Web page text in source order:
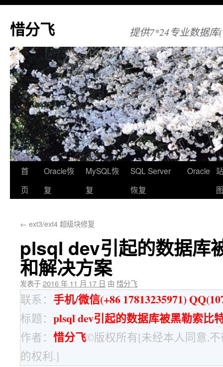
惜分飞 提供7*24专业数据库
首
页
Oracle恢
复
MySQL恢
复
SQL Server
恢复
Oracle
← ext3/ext4 超级块修复
plsql dev引起的数据库
和解决方案
发表于2016 年 11 月 17 日 由 惜分飞
联系： 手机/微信(+86 17813235971)
标题： plsql dev引起的数据库被黑勒索比
作者： 惜分飞©版权所有[未经本人同意,
的权利.]